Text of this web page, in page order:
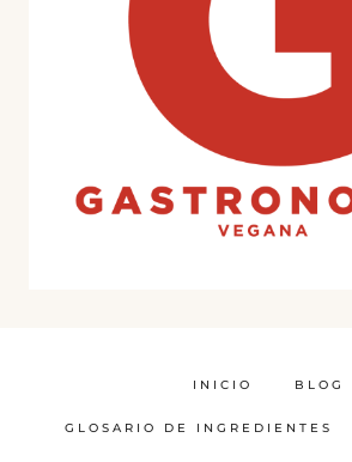
INICIO BLOG
GLOSARIO DE INGREDIENTES